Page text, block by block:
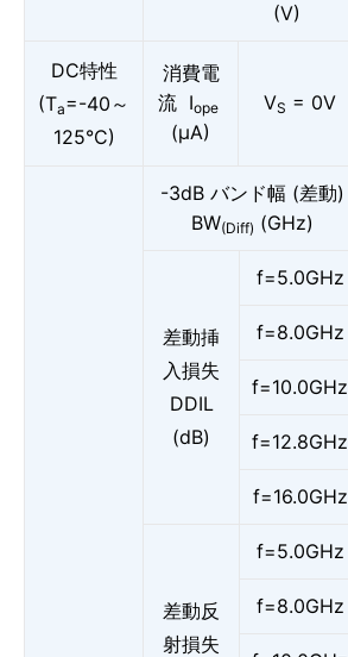
(V)
DC特性
(Ta=-40～
125°C)
消費電
流 Iope
(μA)
VS = 0V
-3dB バンド幅 (差動)
BW(Diff) (GHz)
差動挿
入損失
DDIL
(dB)
f=5.0GHz
f=8.0GHz
f=10.0GHz
f=12.8GHz
f=16.0GHz
差動反
射損失
f=5.0GHz
f=8.0GHz